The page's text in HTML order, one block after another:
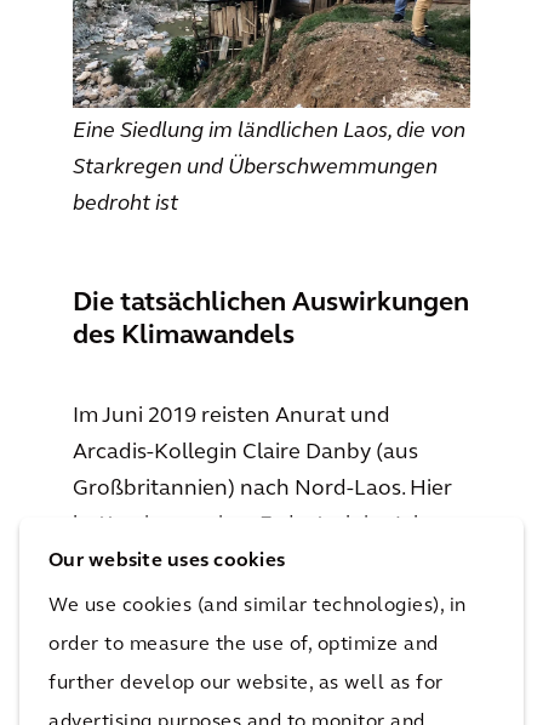
Our website uses cookies
We use cookies (and similar technologies), in
order to measure the use of, optimize and
further develop our website, as well as for
Eine Siedlung im ländlichen Laos, die von
Starkregen und Überschwemmungen
bedroht ist
Die tatsächlichen Auswirkungen
des Klimawandels
Im Juni 2019 reisten Anurat und
Arcadis-Kollegin Claire Danby (aus
Großbritannien) nach Nord-Laos. Hier
hatte ein massiver Erdrutsch im Jahr
zuvor mehr als 200 Menschen getötet.
Die laotische Regierung hatte UN-
Habitat gebeten, sie mit
Planungsexpertise zu unterstützen, um